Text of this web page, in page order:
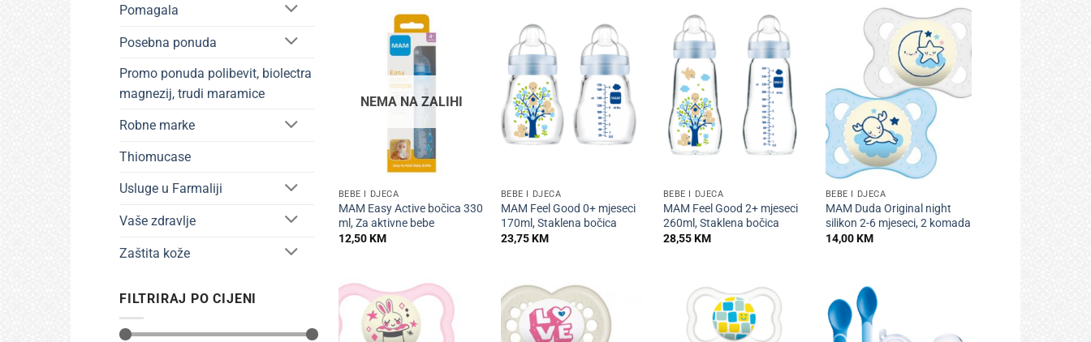
Pomagala
Posebna ponuda
Promo ponuda polibevit, biolectra
magnezij, trudi maramice
Robne marke
Thiomucase
Usluge u Farmaliji
Vaše zdravlje
Zaštita kože
FILTRIRAJ PO CIJENI
NEMA NA ZALIHI
BEBE I DJECA
MAM Easy Active bočica 330
ml, Za aktivne bebe
12,50KM
BEBE I DJECA
MAM Feel Good 0+ mjeseci
170ml, Staklena bočica
23,75KM
BEBE I DJECA
MAM Feel Good 2+ mjeseci
260ml, Staklena bočica
28,55KM
+
BEBE I DJECA
MAM Duda Original night
silikon 2-6 mjeseci, 2 komada
14,00KM